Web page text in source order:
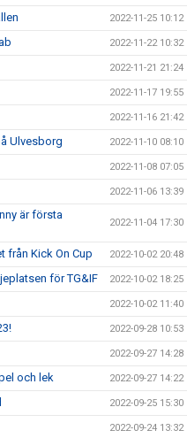
2022-11-25 10:12
2022-11-22 10:32
2022-11-21 21:24
2022-11-17 19:55
2022-11-16 21:42
Ulvesborg 2022-11-10 08:10
2022-11-08 07:05
2022-11-06 13:39
är första
2022-11-04 17:30
från Kick On Cup 2022-10-02 20:48
för TG&IF 2022-10-02 18:25
2022-10-02 11:40
2022-09-28 10:53
2022-09-27 14:28
och lek 2022-09-27 14:22
2022-09-25 15:30
2022-09-24 13:32